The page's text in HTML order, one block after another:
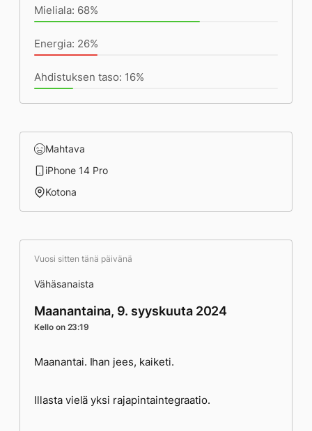
Mieliala: 68%
Energia: 26%
Ahdistuksen taso: 16%
Mahtava
iPhone 14 Pro
Kotona
Vuosi sitten tänä päivänä
Vähäsanaista
Maanantaina, 9. syyskuuta 2024
Kello on 23:19
Maanantai. Ihan jees, kaiketi.
Illasta vielä yksi rajapintaintegraatio.